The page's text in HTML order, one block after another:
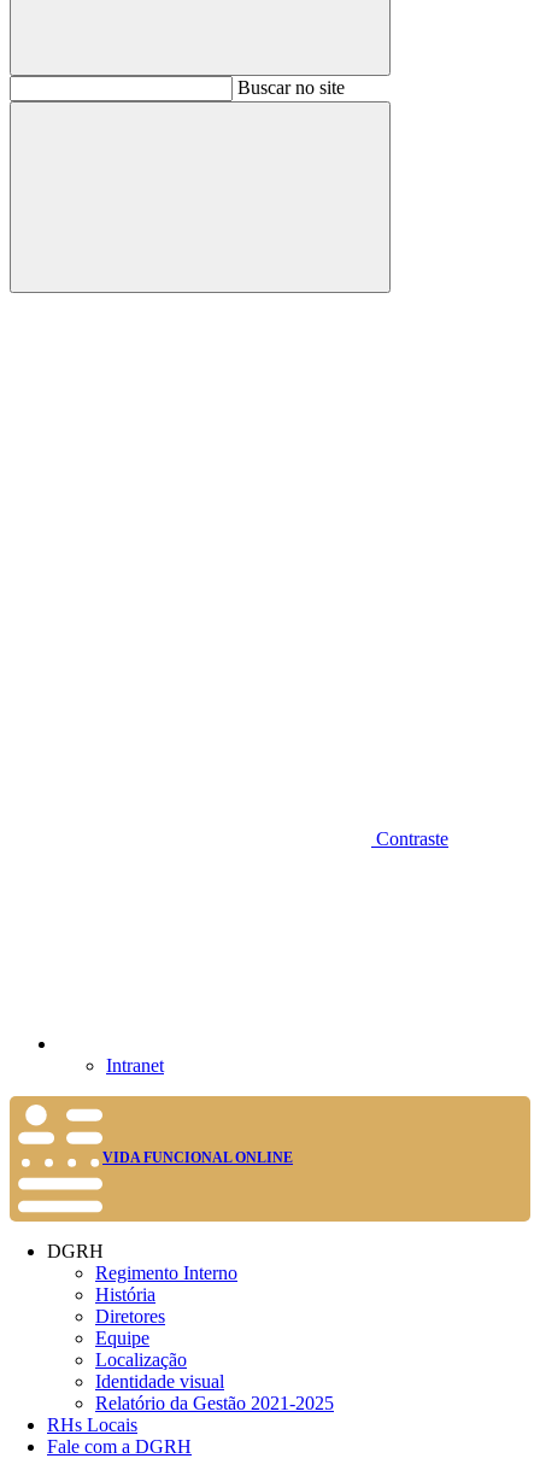
BuscarBuscar no site
Buscar
Contraste
Intranet
VIDA FUNCIONAL ONLINE
DGRH
Regimento Interno
História
Diretores
Equipe
Localização
Identidade visual
Relatório da Gestão 2021-2025
RHs Locais
Fale com a DGRH